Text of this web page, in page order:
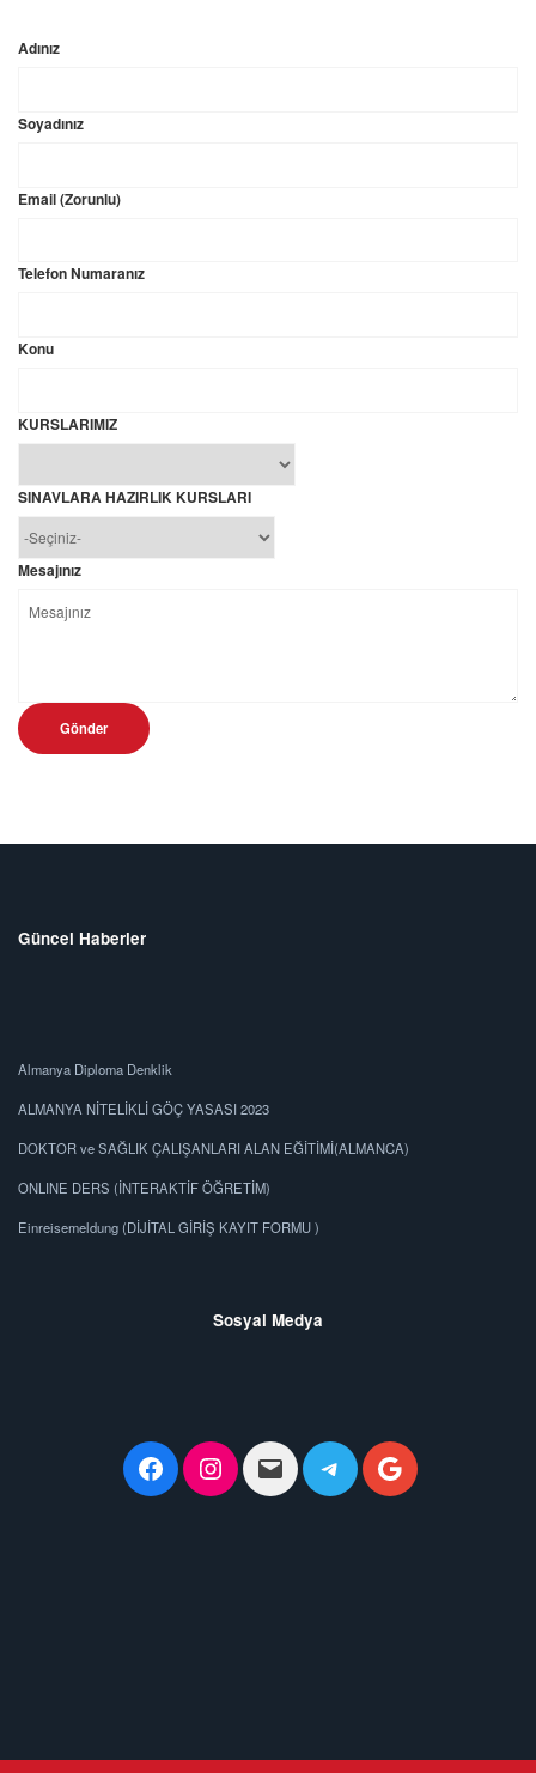
Adınız
Soyadınız
Email (Zorunlu)
Telefon Numaranız
Konu
KURSLARIMIZ
SINAVLARA HAZIRLIK KURSLARI
Mesajınız
Gönder
Güncel Haberler
Almanya Diploma Denklik
ALMANYA NİTELİKLİ GÖÇ YASASI 2023
DOKTOR ve SAĞLIK ÇALIŞANLARI ALAN EĞİTİMİ(ALMANCA)
ONLINE DERS (İNTERAKTİF ÖĞRETİM)
Einreisemeldung (DİJİTAL GİRİŞ KAYIT FORMU )
Sosyal Medya
FacebookInstagramTelegram
Google